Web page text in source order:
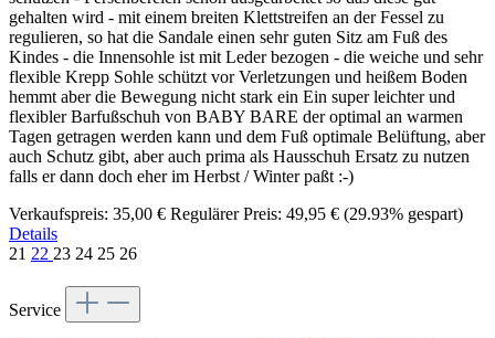
gehalten wird - mit einem breiten Klettstreifen an der Fessel zu
regulieren, so hat die Sandale einen sehr guten Sitz am Fuß des
Kindes - die Innensohle ist mit Leder bezogen - die weiche und sehr
flexible Krepp Sohle schützt vor Verletzungen und heißem Boden
hemmt aber die Bewegung nicht stark ein Ein super leichter und
flexibler Barfußschuh von BABY BARE der optimal an warmen
Tagen getragen werden kann und dem Fuß optimale Belüftung, aber
auch Schutz gibt, aber auch prima als Hausschuh Ersatz zu nutzen
falls er dann doch eher im Herbst / Winter paßt :-)
Verkaufspreis: 35,00 € Regulärer Preis: 49,95 € (29.93% gespart)
Details
21 22 23 24 25 26
Service